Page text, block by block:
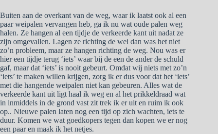
Buiten aan de overkant van de weg, waar ik laatst ook al een
paar weipalen vervangen heb, ga ik nu wat oude palen weg
halen. Ze hangen al een tijdje de verkeerde kant uit nadat ze
zijn omgevallen. Lagen ze richting de wei dan was het niet
zo’n probleem, maar ze hangen richting de weg. Nou was er
hier een tijdje terug ‘iets’ waar bij de een de ander de schuld
gaf, maar dat ‘iets’ is nooit gebeurt. Omdat wij niets met zo’n
‘iets’ te maken willen krijgen, zorg ik er dus voor dat het ‘iets’
met die hangende weipalen niet kan gebeuren. Alles wat de
verkeerde kant uit ligt haal ik weg en al het prikkeldraad wat
in inmiddels in de grond vast zit trek ik er uit en ruim ik ook
op.. Nieuwe palen laten nog een tijd op zich wachten, iets te
duur. Komen we wat goedkopers tegen dan kopen we er nog
een paar en maak ik het netjes.